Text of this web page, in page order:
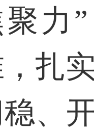
聚力
扎
、